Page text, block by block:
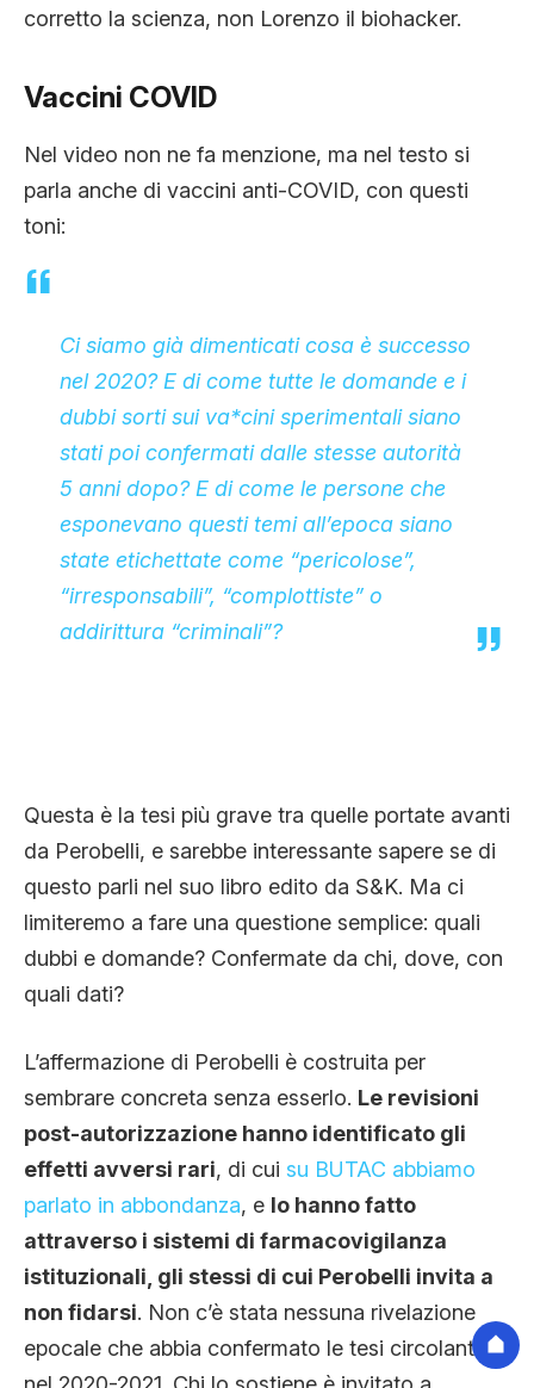
corretto la scienza, non Lorenzo il biohacker.
Vaccini COVID
Nel video non ne fa menzione, ma nel testo si
parla anche di vaccini anti-COVID, con questi
toni:
Ci siamo già dimenticati cosa è successo
nel 2020? E di come tutte le domande e i
dubbi sorti sui va*cini sperimentali siano
stati poi confermati dalle stesse autorità
5 anni dopo? E di come le persone che
esponevano questi temi all’epoca siano
state etichettate come “pericolose”,
“irresponsabili”, “complottiste” o
addirittura “criminali”?
Questa è la tesi più grave tra quelle portate avanti
da Perobelli, e sarebbe interessante sapere se di
questo parli nel suo libro edito da S&K. Ma ci
limiteremo a fare una questione semplice: quali
dubbi e domande? Confermate da chi, dove, con
quali dati?
L’affermazione di Perobelli è costruita per
sembrare concreta senza esserlo. Le revisioni
post-autorizzazione hanno identificato gli
effetti avversi rari, di cui su BUTAC abbiamo
parlato in abbondanza, e lo hanno fatto
attraverso i sistemi di farmacovigilanza
istituzionali, gli stessi di cui Perobelli invita a
non fidarsi. Non c’è stata nessuna rivelazione
epocale che abbia confermato le tesi circolanti